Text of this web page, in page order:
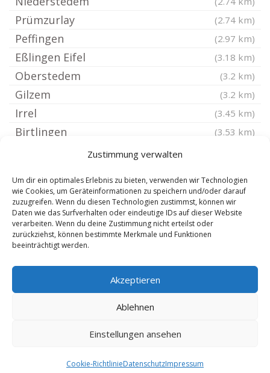
Zustimmung verwalten
Um dir ein optimales Erlebnis zu bieten, verwenden wir Technologien
wie Cookies, um Geräteinformationen zu speichern und/oder darauf
zuzugreifen. Wenn du diesen Technologien zustimmst, können wir
Daten wie das Surfverhalten oder eindeutige IDs auf dieser Website
verarbeiten. Wenn du deine Zustimmung nicht erteilst oder
zurückziehst, können bestimmte Merkmale und Funktionen
beeinträchtigt werden.
Akzeptieren
Ablehnen
Einstellungen ansehen
Cookie-RichtlinieDatenschutzImpressum
Prümzurlay (2.74 km)
Peffingen (2.97 km)
Eßlingen Eifel (3.18 km)
Oberstedem (3.2 km)
Gilzem (3.2 km)
Irrel (3.45 km)
Birtlingen (3.53 km)
Ferschweiler (3.76 km)
Ernzen (4.11 km)
Eisenach bei Trier
Scharfbillig
Stockem Eifel
Copyright 2024-2025 by de-reisebuero.de |
|SEO Technik